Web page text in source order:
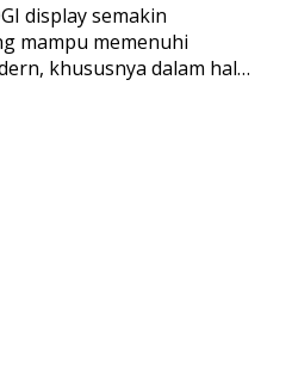
display semakin
mampu memenuhi
khususnya dalam hal…